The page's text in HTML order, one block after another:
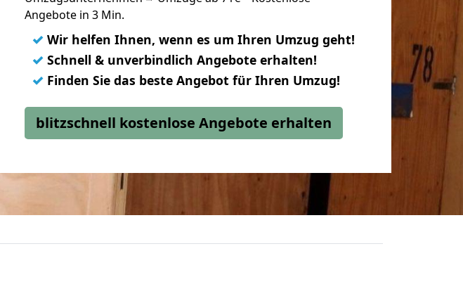
Angebote in 3 Min.
✓ Wir helfen Ihnen, wenn es um Ihren Umzug geht!
✓ Schnell & unverbindlich Angebote erhalten!
✓ Finden Sie das beste Angebot für Ihren Umzug!
blitzschnell kostenlose Angebote erhalten